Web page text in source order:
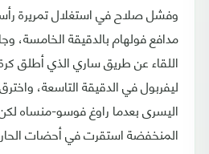
وفشل صلاح في استغلال تمريرة
مدافع فولهام بالدقيقة الخامسة،
اللقاء عن طريق ساري الذي أطلق
ليفربول في الدقيقة التاسعة،
اليسرى بعدما راوغ فوسو-منساه
المنخفضة استقرت في أحضات